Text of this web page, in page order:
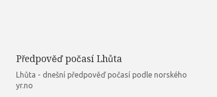
Předpověď počasí Lhůta
Lhůta - dnešní předpověď počasí podle norského
yr.no